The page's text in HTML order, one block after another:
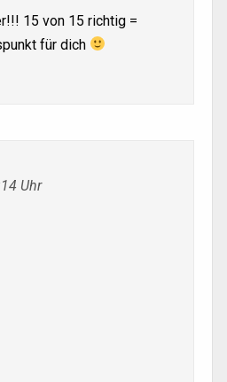
15 von 15 richtig =
für dich
Uhr